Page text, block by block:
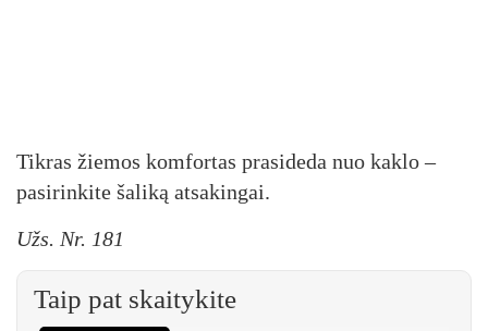
Tikras žiemos komfortas prasideda nuo kaklo –
pasirinkite šaliką atsakingai.
Užs. Nr. 181
Taip pat skaitykite